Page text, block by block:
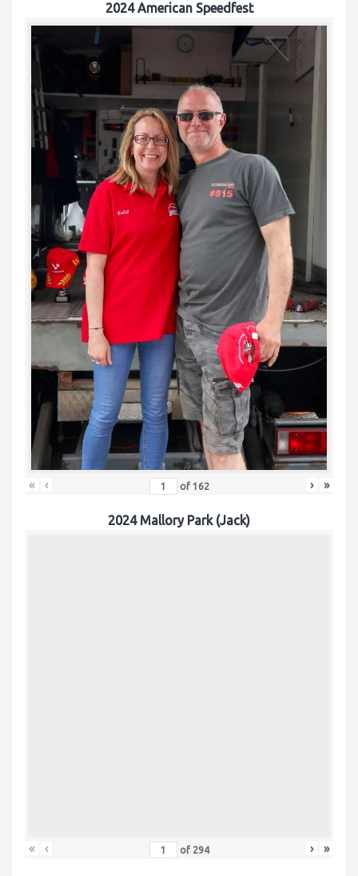
2024 American Speedfest
« ‹ of 162 › »
2024 Mallory Park (Jack)
« ‹ of 294 › »